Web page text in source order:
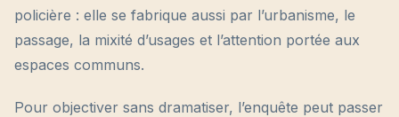
policière : elle se fabrique aussi par l’urbanisme, le
passage, la mixité d’usages et l’attention portée aux
espaces communs.
Pour objectiver sans dramatiser, l’enquête peut passer